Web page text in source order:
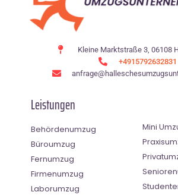
Kleine Marktstraße 3, 06108
+4915792632831
Leistungen
Behördenumzug
Büroumzug
Fernumzug
Firmenumzug
Laborumzug
Mini